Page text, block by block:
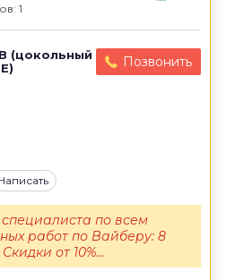
1
(цокольный
Позвонить
по всем
работ по Вайберу: 8
от 10%...